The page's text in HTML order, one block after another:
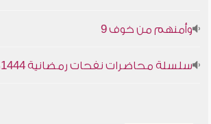
وأمنهم من خوف 9
سلسلة محاضرات نفحات رمضانية 1444هـ